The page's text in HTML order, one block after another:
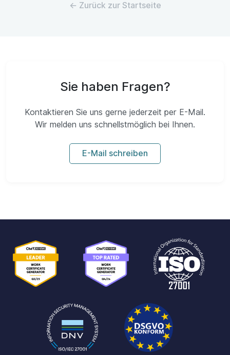
← Zurück zur Startseite
Sie haben Fragen?
Kontaktieren Sie uns gerne jederzeit per E-Mail.
Wir melden uns schnellstmöglich bei Ihnen.
E-Mail schreiben